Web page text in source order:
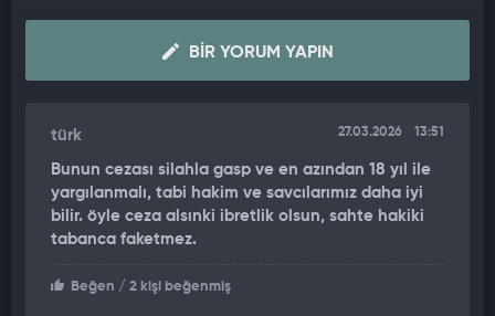
OYUNCAK SİLAHLA GELDİĞİ ANLAR KAMERADA
Yaşanan arbede iş yerinin güvenlik kamerasına yansıdı.
bıçak ve oyuncak silahla bakkala yeniden geldiği anlar
görülüyor. Görüntülerde şüphelinin bıçakla saldırmaya çalıştığı
ve olay yerinden kaçtığı anlar da yer alıyor.
BIR YORUM YAPIN
türk 27.03.2026 13:51
Bunun cezası silahla gasp ve en azından 18 yıl ile
yargılanmalı, tabi hakim ve savcılarımız daha iyi
bilir. öyle ceza alsınki ibretlik olsun, sahte hakiki
tabanca faketmez.
Beğen / 2 kişi beğenmiş